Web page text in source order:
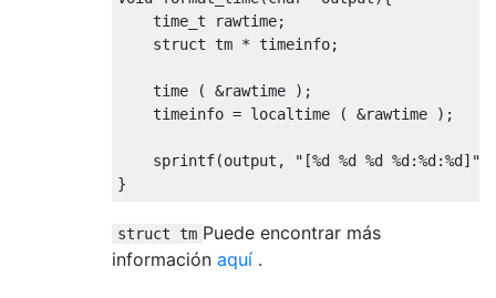
time_t rawtime;
struct tm * timeinfo;
    time
( &rawtime
);
    timeinfo
= localtime ( &rawtime );
    sprintf
(output , "[%d %d %d %d:%d:%d]"
}
struct tm Puede encontrar más
información aquí .